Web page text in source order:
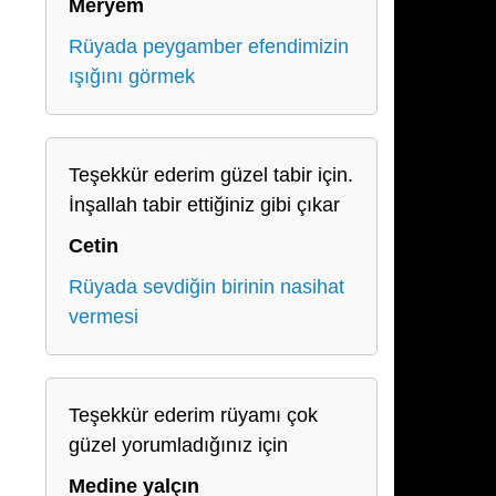
Meryem
Rüyada peygamber efendimizin
ışığını görmek
Teşekkür ederim güzel tabir için.
İnşallah tabir ettiğiniz gibi çıkar
Cetin
Rüyada sevdiğin birinin nasihat
vermesi
Teşekkür ederim rüyamı çok
güzel yorumladığınız için
Medine yalçın